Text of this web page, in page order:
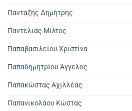
Πανταζής Δημήτρης
Παντελιάς Μίλτος
Παπαβασιλείου Χριστίνα
Παπαδημητρίου Άγγελος
Παπακώστας Αχιλλέας
Παπανικολάου Κώστας